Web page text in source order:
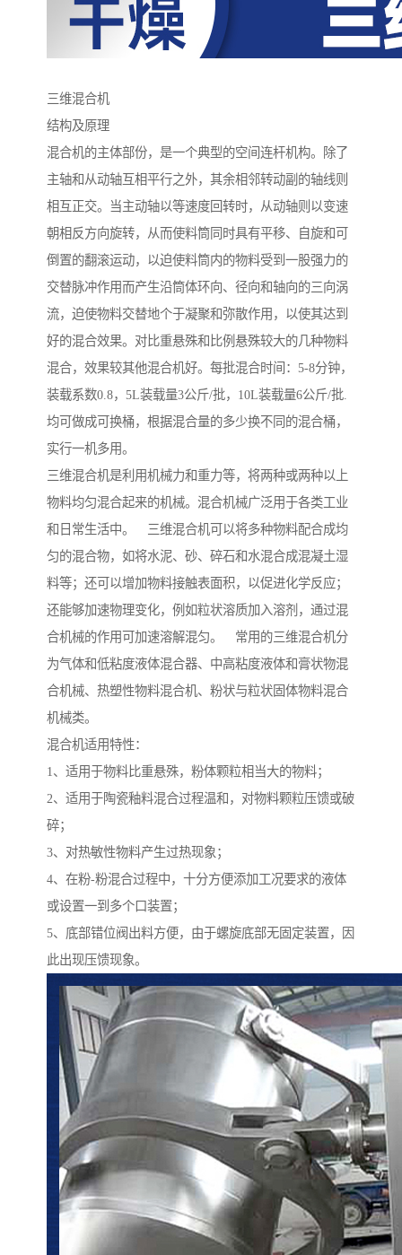
三维混合机
结构及原理
混合机的主体部份，是一个典型的空间连杆机构。除了
主轴和从动轴互相平行之外，其余相邻转动副的轴线则
相互正交。当主动轴以等速度回转时，从动轴则以变速
朝相反方向旋转，从而使料筒同时具有平移、自旋和可
倒置的翻滚运动，以迫使料筒内的物料受到一股强力的
交替脉冲作用而产生沿筒体环向、径向和轴向的三向涡
流，迫使物料交替地个于凝聚和弥散作用，以使其达到
好的混合效果。对比重悬殊和比例悬殊较大的几种物料
混合，效果较其他混合机好。每批混合时间：5-8分钟，
装载系数0.8，5L装载量3公斤/批，10L装载量6公斤/批.
均可做成可换桶，根据混合量的多少换不同的混合桶，
实行一机多用。
三维混合机是利用机械力和重力等，将两种或两种以上
物料均匀混合起来的机械。混合机械广泛用于各类工业
和日常生活中。 三维混合机可以将多种物料配合成均
匀的混合物，如将水泥、砂、碎石和水混合成混凝土湿
料等；还可以增加物料接触表面积，以促进化学反应；
还能够加速物理变化，例如粒状溶质加入溶剂，通过混
合机械的作用可加速溶解混匀。 常用的三维混合机分
为气体和低粘度液体混合器、中高粘度液体和膏状物混
合机械、热塑性物料混合机、粉状与粒状固体物料混合
机械类。
混合机适用特性：
1、适用于物料比重悬殊，粉体颗粒相当大的物料；
2、适用于陶瓷釉料混合过程温和，对物料颗粒压馈或破
碎；
3、对热敏性物料产生过热现象；
4、在粉-粉混合过程中，十分方便添加工况要求的液体
或设置一到多个口装置；
5、底部错位阀出料方便，由于螺旋底部无固定装置，因
此出现压馈现象。